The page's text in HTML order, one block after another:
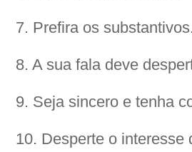
7. Prefira os
8. A sua fala deve
9. Seja sincero e tenha
10. Desperte o interesse